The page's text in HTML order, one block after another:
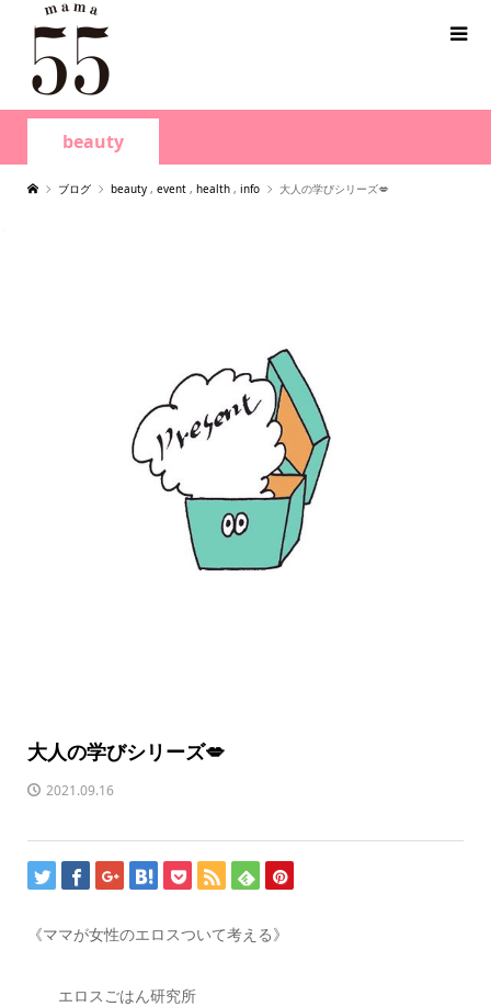
beauty
ブログ beauty , event , health , info 大人の学びシリーズ💋
大人の学びシリーズ💋
2021.09.16
《ママが女性のエロスついて考える》
エロスごはん研究所